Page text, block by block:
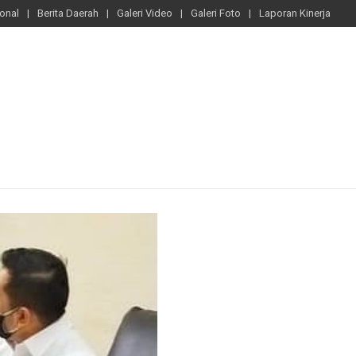
Berita Daerah Galeri Video Galeri Foto Laporan Kinerja